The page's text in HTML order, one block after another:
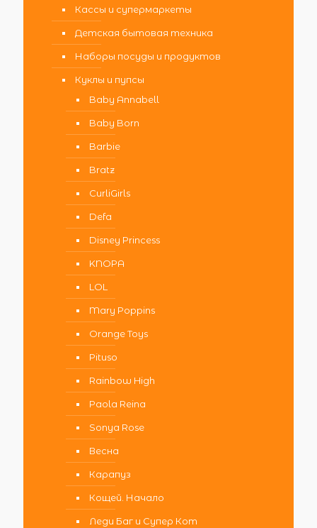
Кассы и супермаркеты
Детская бытовая техника
Наборы посуды и продуктов
Куклы и пупсы
Baby Annabell
Baby Born
Barbie
Bratz
CurliGirls
Defa
Disney Princess
KNOPA
LOL
Mary Poppins
Orange Toys
Pituso
Rainbow High
Paola Reina
Sonya Rose
Весна
Карапуз
Кощей. Начало
Леди Баг и Супер Кот